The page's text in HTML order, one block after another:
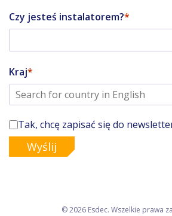
Czy jesteś instalatorem?
Kraj
Tak, chcę zapisać się do
Wyślij
© 2026 Esdec. Wszelkie prawa